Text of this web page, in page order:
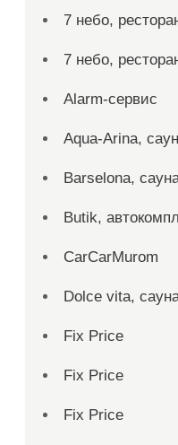
7 небо,
7 небо,
Alarm-сервис
Aqua-Arina,
Barselona,
Butik,
CarCarMurom
Dolce vita,
Fix Price
Fix Price
Fix Price